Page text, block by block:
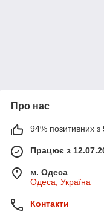
Про нас
94% позитивних з
Працює з
м. Одеса
Одеса, Україна
Контакти